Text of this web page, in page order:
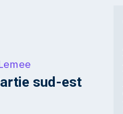
sud-est